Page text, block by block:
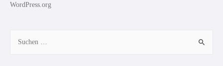
WordPress.org